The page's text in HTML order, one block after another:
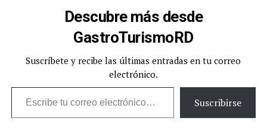
Descubre más desde
GastroTurismoRD
Suscríbete y recibe las últimas entradas en tu correo
electrónico.
Escribe tu correo electrónico…
Suscribirse